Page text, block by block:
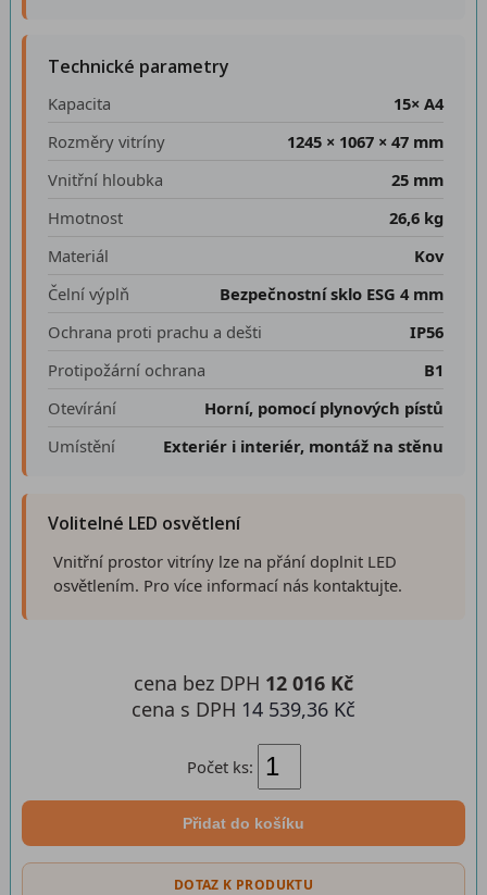
Technické parametry
Kapacita
15× A4
Rozměry vitríny
1245 × 1067 × 47 mm
Vnitřní hloubka
25 mm
Hmotnost
26,6 kg
Materiál
Kov
Čelní výplň
Bezpečnostní sklo ESG 4 mm
Ochrana proti prachu a dešti
IP56
Protipožární ochrana
B1
Otevírání
Horní, pomocí plynových pístů
Umístění
Exteriér i interiér, montáž na stěnu
Volitelné LED osvětlení
Vnitřní prostor vitríny lze na přání doplnit LED
osvětlením. Pro více informací nás kontaktujte.
Počet ks:
Přidat do košíku
cena bez DPH 12 016 Kč
cena s DPH 14 539,36 Kč
DOTAZ K PRODUKTU